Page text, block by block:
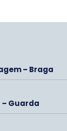
– Braga
– Guarda